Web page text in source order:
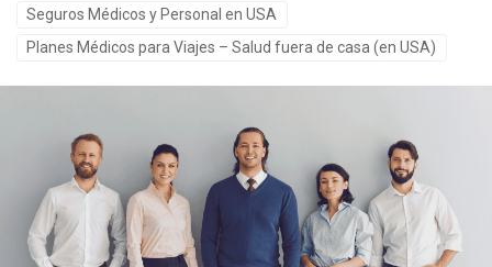
Seguros Médicos y Personal en USA
Planes Médicos para Viajes – Salud fuera de casa (en USA)